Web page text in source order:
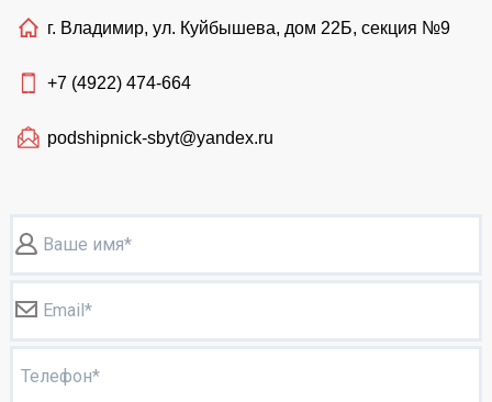
г. Владимир, ул. Куйбышева, дом 22Б, секция №9
+7 (4922) 474-664
podshipnick-sbyt@yandex.ru
Ваше имя*
Email*
Телефон*